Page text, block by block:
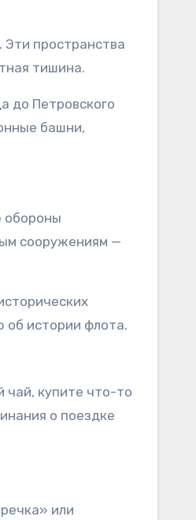
Эти пространства
тишина.
до Петровского
башни,
обороны
сооружениям —
об истории флота.
чай, купите что-то
о поездке
или